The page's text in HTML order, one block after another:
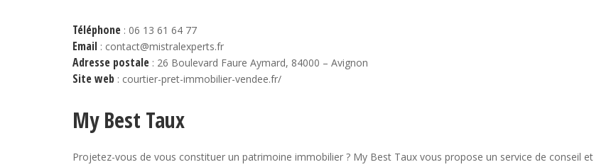
Téléphone : 06 13 61 64 77
Email : contact@mistralexperts.fr
Adresse postale : 26 Boulevard Faure Aymard, 84000 – Avignon
Site web : courtier-pret-immobilier-vendee.fr/
My Best Taux
Projetez-vous de vous constituer un patrimoine immobilier ? My Best Taux vous propose un service de conseil et